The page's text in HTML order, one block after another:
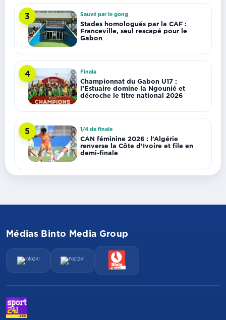
3 Sauvé par le gong
Stades homologués par la CAF :
Franceville, seul rescapé pour le
Gabon
4 Finale
Championnat du Gabon U17 :
l’Estuaire domine la Ngounié et
décroche le titre national 2026
5 1/4 de finale
CAN féminine 2026 : l’Algérie
renverse la Côte d’Ivoire et file en
demi-finale
Médias Binto Media Group